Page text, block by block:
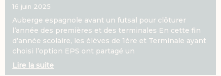
16 juin 2025
Auberge espagnole avant un futsal pour clôturer
l’année des premières et des terminales En cette fin
d’année scolaire, les élèves de 1ère et Terminale ayant
choisi l’option EPS ont partagé un
Lire la suite